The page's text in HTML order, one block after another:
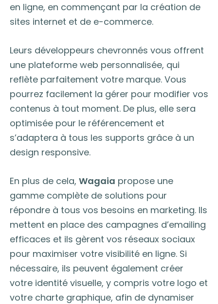
en ligne, en commençant par la création de
sites internet et de e-commerce.
Leurs développeurs chevronnés vous offrent
une plateforme web personnalisée, qui
reflète parfaitement votre marque. Vous
pourrez facilement la gérer pour modifier vos
contenus à tout moment. De plus, elle sera
optimisée pour le référencement et
s’adaptera à tous les supports grâce à un
design responsive.
En plus de cela, Wagaia propose une
gamme complète de solutions pour
répondre à tous vos besoins en marketing. Ils
mettent en place des campagnes d’emailing
efficaces et ils gèrent vos réseaux sociaux
pour maximiser votre visibilité en ligne. Si
nécessaire, ils peuvent également créer
votre identité visuelle, y compris votre logo et
votre charte graphique, afin de dynamiser